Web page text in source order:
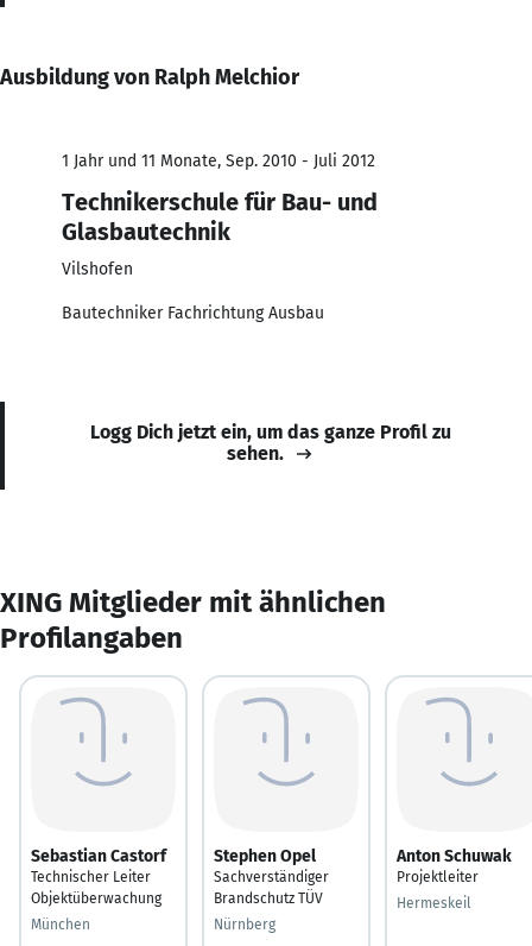
Ausbildung von Ralph Melchior
1 Jahr und 11 Monate, Sep. 2010 - Juli 2012
Technikerschule für Bau- und
Glasbautechnik
Vilshofen
Bautechniker Fachrichtung Ausbau
Logg Dich jetzt ein, um das ganze Profil zu
sehen.
XING Mitglieder mit ähnlichen
Profilangaben
Sebastian Castorf
Technischer Leiter
Objektüberwachung
München
Stephen Opel
Sachverständiger
Brandschutz TÜV
Nürnberg
Anton Schuwak
Projektleiter
Hermeskeil